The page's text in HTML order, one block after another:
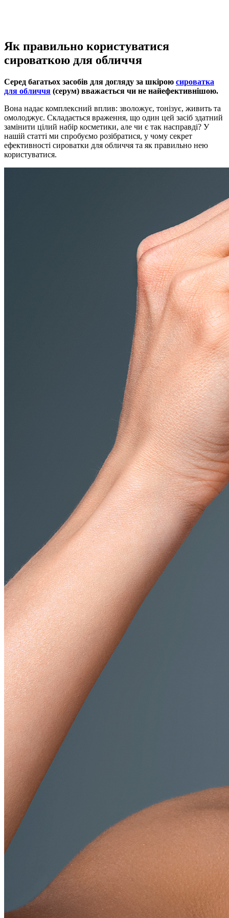
Як правильно користуватися
сироваткою для обличчя
Серед багатьох засобів для догляду за шкірою сироватка
для обличчя (серум) вважається чи не найефективнішою.
Вона надає комплексний вплив: зволожує, тонізує, живить та
омолоджує. Складається враження, що один цей засіб здатний
замінити цілий набір косметики, але чи є так насправді? У
нашій статті ми спробуємо розібратися, у чому секрет
ефективності сироватки для обличчя та як правильно нею
користуватися.